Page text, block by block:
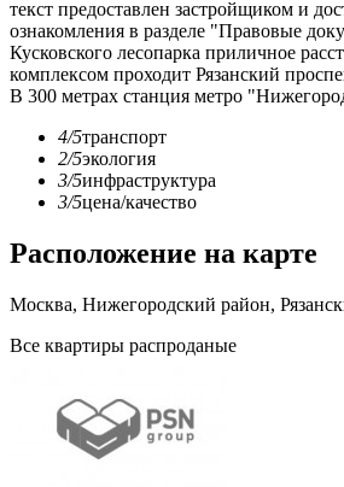
текст предоставлен застройщиком и
ознакомления в разделе "Правовые
Кусковского лесопарка приличное
комплексом проходит Рязанский
В 300 метрах станция метро
4/5транспорт
2/5экология
3/5инфраструктура
3/5цена/качество
Расположение на карте
Москва, Нижегородский район,
Все квартиры распроданые